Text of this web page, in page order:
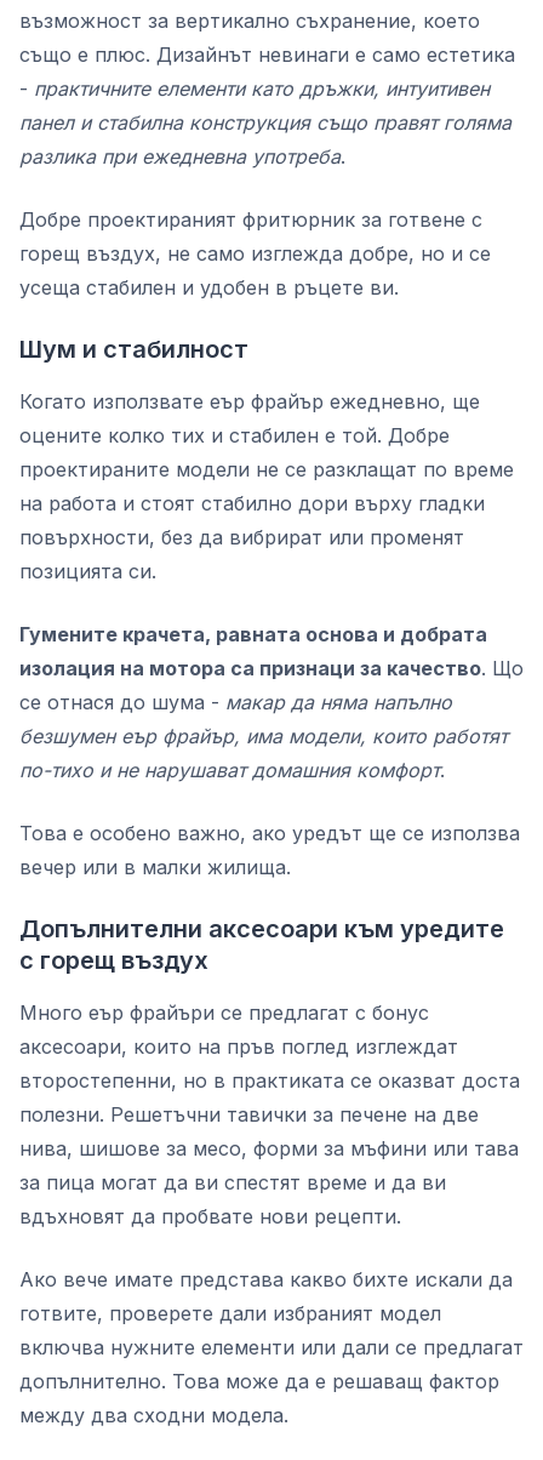
възможност за вертикално съхранение, което
също е плюс. Дизайнът невинаги е само естетика
- практичните елементи като дръжки, интуитивен
панел и стабилна конструкция също правят голяма
разлика при ежедневна употреба.
Добре проектираният фритюрник за готвене с
горещ въздух, не само изглежда добре, но и се
усеща стабилен и удобен в ръцете ви.
Шум и стабилност
Когато използвате еър фрайър ежедневно, ще
оцените колко тих и стабилен е той. Добре
проектираните модели не се разклащат по време
на работа и стоят стабилно дори върху гладки
повърхности, без да вибрират или променят
позицията си.
Гумените крачета, равната основа и добрата
изолация на мотора са признаци за качество. Що
се отнася до шума - макар да няма напълно
безшумен еър фрайър, има модели, които работят
по-тихо и не нарушават домашния комфорт.
Това е особено важно, ако уредът ще се използва
вечер или в малки жилища.
Допълнителни аксесоари към уредите
с горещ въздух
Много еър фрайъри се предлагат с бонус
аксесоари, които на пръв поглед изглеждат
второстепенни, но в практиката се оказват доста
полезни. Решетъчни тавички за печене на две
нива, шишове за месо, форми за мъфини или тава
за пица могат да ви спестят време и да ви
вдъхновят да пробвате нови рецепти.
Ако вече имате представа какво бихте искали да
готвите, проверете дали избраният модел
включва нужните елементи или дали се предлагат
допълнително. Това може да е решаващ фактор
между два сходни модела.